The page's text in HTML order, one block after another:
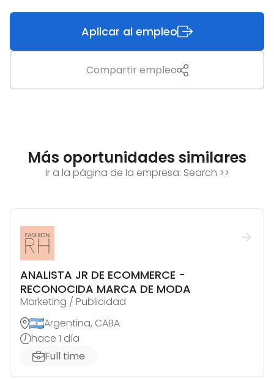
Aplicar al empleo
Compartir empleo
Más oportunidades similares
Ir a la página de la empresa: Search >>
ANALISTA JR DE ECOMMERCE -
RECONOCIDA MARCA DE MODA
Marketing / Publicidad
Argentina, CABA
hace 1 día
Full time